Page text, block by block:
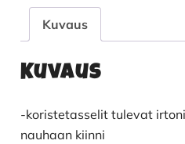
Kuvaus
Kuvaus
-koristetasselit tulevat
nauhaan kiinni